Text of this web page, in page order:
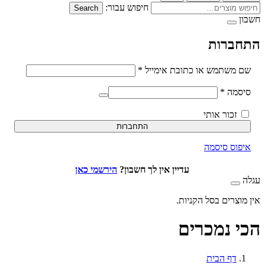
חיפוש עבור: Search
משתמש או כתובת אימייל*חובה
*חובה
זכור אותי
התחברות
סיסמה
עדיין אין לך חשבון?הירשמי כאן
בסל הקניות.
נמכרים
דף הבית